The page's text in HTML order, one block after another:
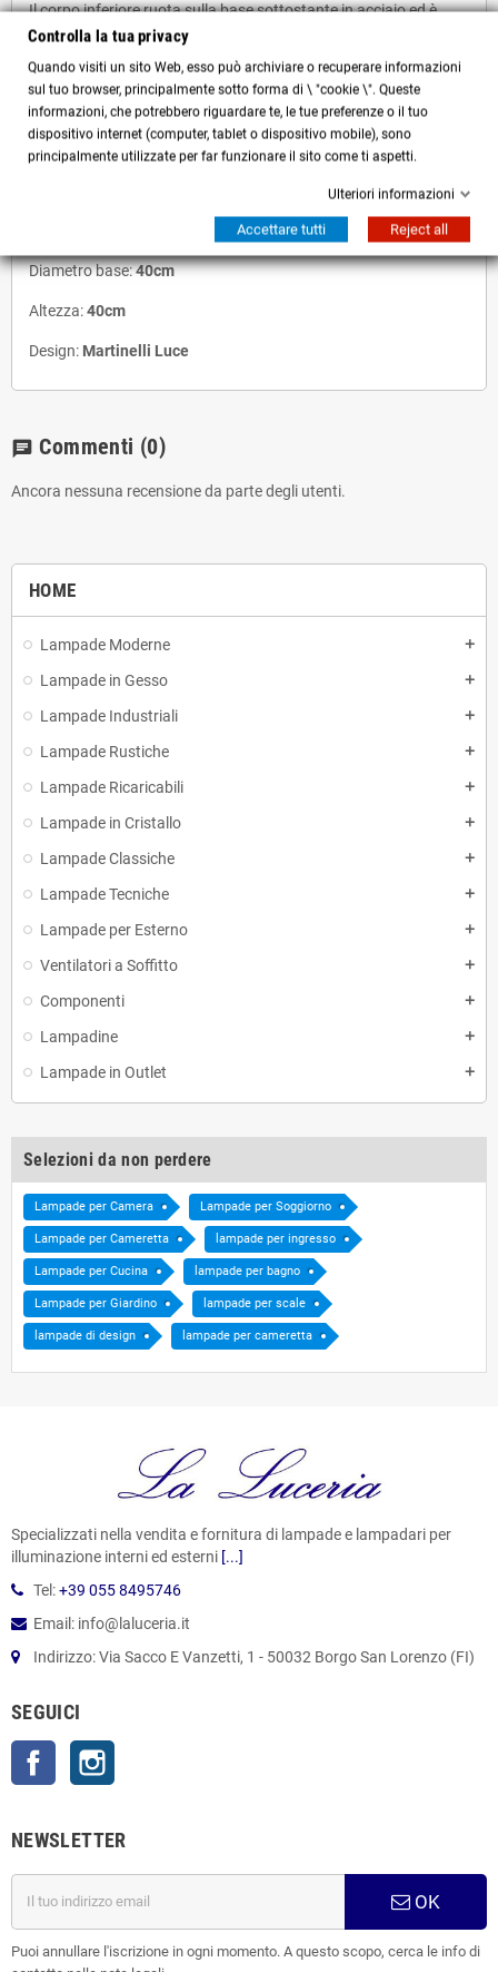
HOME
Lampade Moderne add
Lampade in Gesso add
Lampade Industriali add
Lampade Rustiche add
Lampade Ricaricabili add
Lampade in Cristallo add
Lampade Classiche add
Lampade Tecniche add
Lampade per Esterno add
Ventilatori a Soffitto add
Componenti add
Lampadine add
Lampade in Outlet add
Selezioni da non perdere
Lampade per Camera Lampade per Soggiorno
Lampade per Cameretta lampade per ingresso
Lampade per Cucina lampade per bagno
Lampade per Giardino lampade per scale
lampade di design lampade per cameretta
Il corpo inferiore ruota sulla base sottostante in acciaio ed è
collegato al corpo superiore tramite un giunto centrale che
verniciato nel colore bianco.
Sorgente Luminosa:
1 Luce x max 12W, attacco E27
Diametro base:40cm
Altezza:40cm
Design: Martinelli Luce
chat Commenti (0)
Ancora nessuna recensione da parte degli utenti.
Specializzati nella vendita e fornitura di lampade e lampadari per
illuminazione interni ed esterni [...]
Tel:+39 055 8495746
Email: info@laluceria.it
Indirizzo: Via Sacco E Vanzetti, 1 - 50032 Borgo San Lorenzo (FI)
SEGUICI
Facebook
NEWSLETTER
OK
Puoi annullare l'iscrizione in ogni momento. A questo scopo, cerca le info di
Controlla la tua privacy
Quando visiti un sito Web, esso può archiviare o recuperare informazioni
sul tuo browser, principalmente sotto forma di \ "cookie \". Queste
informazioni, che potrebbero riguardare te, le tue preferenze o il tuo
dispositivo internet (computer, tablet o dispositivo mobile), sono
principalmente utilizzate per far funzionare il sito come ti aspetti.
Ulteriori informazioni
Accettare tutti Reject all